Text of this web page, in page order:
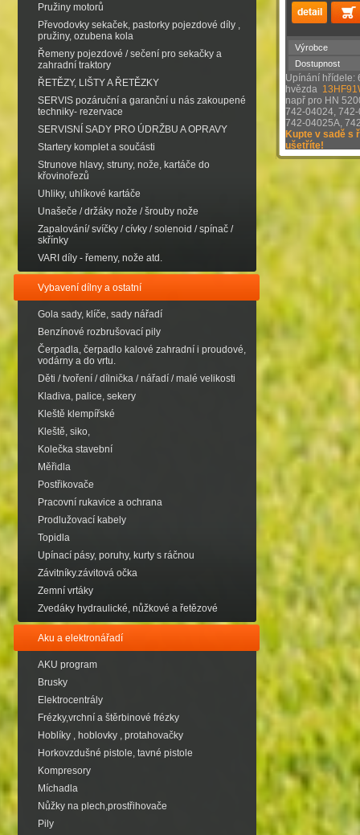
Pružiny motorů
Převodovky sekaček, pastorky pojezdové díly ,
pružiny, ozubena kola
Řemeny pojezdové / sečení pro sekačky a
zahradní traktory
ŘETĚZY, LIŠTY A ŘETĚZKY
SERVIS pozáruční a garanční u nás zakoupené
techniky- rezervace
SERVISNÍ SADY PRO ÚDRŽBU A OPRAVY
Startery komplet a součásti
Strunove hlavy, struny, nože, kartáče do
křovinořezů
Uhliky, uhlíkové kartáče
Unašeče / držáky nože / šrouby nože
Zapalování/ svíčky / cívky / solenoid / spínač /
skřínky
VARI díly - řemeny, nože atd.
Vybavení dílny a ostatní
Gola sady, klíče, sady nářadí
Benzínové rozbrušovací pily
Čerpadla, čerpadlo kalové zahradní i proudové,
vodárny a do vrtu.
Děti / tvoření / dílnička / nářadí / malé velikosti
Kladiva, palice, sekery
Kleště klempířské
Kleště, siko,
Kolečka stavební
Měřidla
Postřikovače
Pracovní rukavice a ochrana
Prodlužovací kabely
Topidla
Upínací pásy, poruhy, kurty s ráčnou
Závitníky.závitová očka
Zemní vrtáky
Zvedáky hydraulické, nůžkové a řetězové
Aku a elektronářadí
AKU program
Brusky
Elektrocentrály
Frézky,vrchní a štěrbinové frézky
Hoblíky , hoblovky , protahovačky
Horkovzdušné pistole, tavné pistole
Kompresory
Míchadla
Nůžky na plech,prostřihovače
Pily
Výrobce
Dostupnost
Upínání hřídele:
hvězda
např pro HN
742-04024,
742-04025A,
Kupte v sadě s
ušetříte!